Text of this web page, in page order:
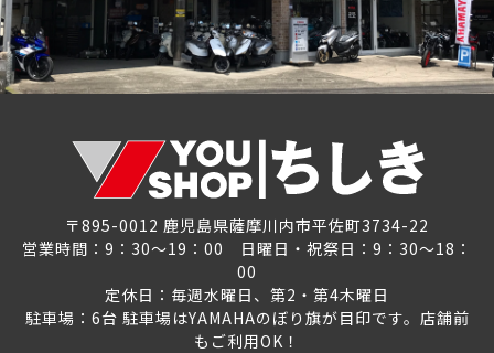
〒895-0012 鹿児島県薩摩川内市平佐町3734-22
営業時間：9：30～19：00 日曜日・祝祭日：9：30～18：
00
定休日：毎週水曜日、第2・第4木曜日
駐車場：6台 駐車場はYAMAHAのぼり旗が目印です。店舗前
もご利用OK！